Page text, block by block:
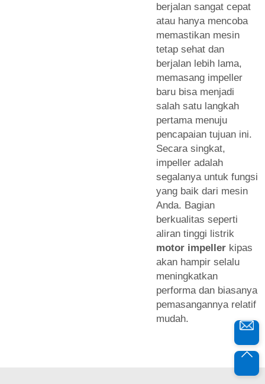
berjalan sangat cepat
atau hanya mencoba
memastikan mesin
tetap sehat dan
berjalan lebih lama,
memasang impeller
baru bisa menjadi
salah satu langkah
pertama menuju
pencapaian tujuan ini.
Secara singkat,
impeller adalah
segalanya untuk fungsi
yang baik dari mesin
Anda. Bagian
berkualitas seperti
aliran tinggi listrik
motor impeller kipas
akan hampir selalu
meningkatkan
performa dan biasanya
pemasangannya relatif
mudah.